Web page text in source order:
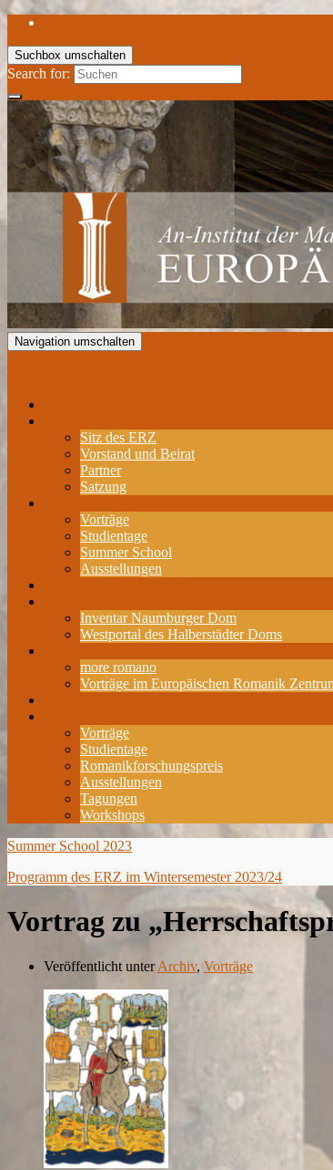
Suchbox umschalten
Search for:
Navigation umschalten
Sitz des ERZ
Vorstand und Beirat
Partner
Satzung
Vorträge
Studientage
Summer School
Ausstellungen
Inventar Naumburger Dom
Westportal des Halberstädter Doms
more romano
Vorträge im Europäischen Romanik
Vorträge
Studientage
Romanikforschungspreis
Ausstellungen
Tagungen
Workshops
Summer School 2023
Programm des ERZ im Wintersemester 2023/24
Vortrag zu
Veröffentlicht unterArchiv, Vorträge